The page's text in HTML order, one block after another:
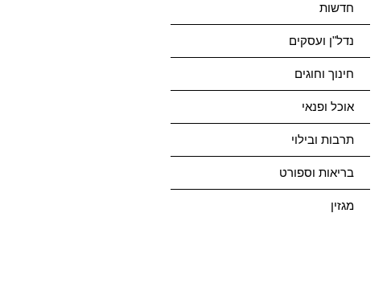
חדשות
נדל"ן ועסקים
חינוך וחוגים
אוכל ופנאי
תרבות ובילוי
בריאות וספורט
מגזין